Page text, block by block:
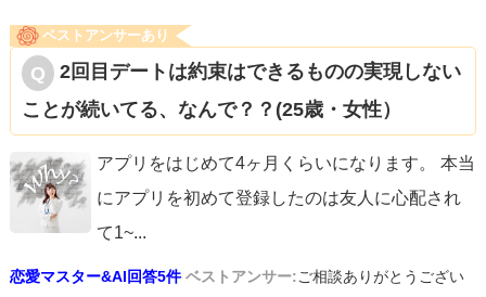
ベストアンサーあり
2回目デートは約束はできるものの実現しない
ことが続いてる、なんで？？(25歳・女性）
アプリをはじめて4ヶ月くらいになります。 本当
にアプリを初めて登録したのは友人に心配され
て1~...
恋愛マスター&AI回答5件 ベストアンサー:ご相談ありがとうござい